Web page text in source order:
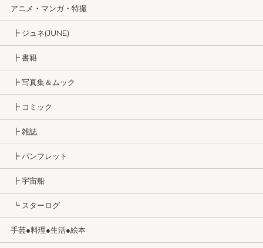
アニメ・マンガ・特撮
┣ ジュネ(JUNE)
┣ 書籍
┣ 写真集＆ムック
┣ コミック
┣ 雑誌
┣ パンフレット
┣ 宇宙船
┗ スターログ
手芸●料理●生活●絵本